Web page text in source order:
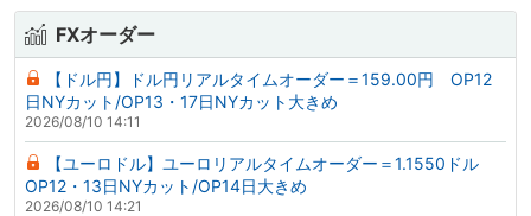
FXオーダー
【ドル円】ドル円リアルタイムオーダー＝159.00円 OP12
日NYカット/OP13・17日NYカット大きめ
2026/08/10 14:11
【ユーロドル】ユーロリアルタイムオーダー＝1.1550ドル
OP12・13日NYカット/OP14日大きめ
2026/08/10 14:21